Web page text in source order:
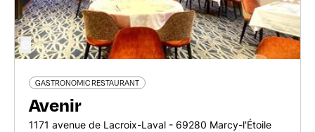
GASTRONOMIC RESTAURANT
Avenir
1171 avenue de Lacroix-Laval - 69280 Marcy-l'Étoile